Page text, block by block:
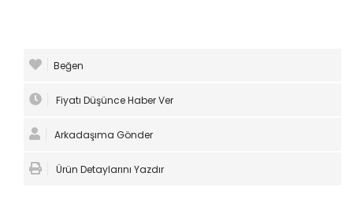
Beğen
Fiyatı Düşünce Haber Ver
Arkadaşıma Gönder
Ürün Detaylarını Yazdır